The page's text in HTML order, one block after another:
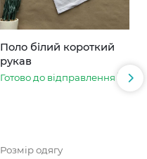
Поло білий короткий
рукав
Готово до відправлення
Розмір одягу